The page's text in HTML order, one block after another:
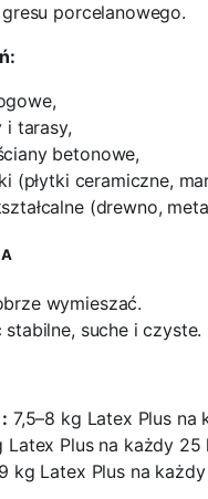
porcelanowego.
i tarasy,
betonowe,
(płytki ceramiczne,
(drewno,
wymieszać.
stabilne, suche i czyste.
7,5–8 kg Latex Plus na
Latex Plus na każdy 25
kg Latex Plus na